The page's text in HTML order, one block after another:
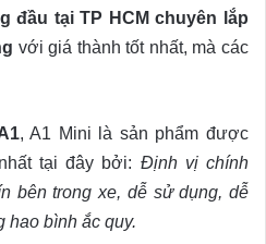
đầu tại TP HCM chuyên lắp
với giá thành tốt nhất, mà các
, A1 Mini là sản phẩm được
tại đây bởi: Định vị chính
bên trong xe, dễ sử dụng, dễ
hao bình ắc quy.